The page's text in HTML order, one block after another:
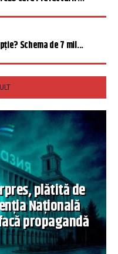
Schema de 7 mil...
plătită de
Națională
propagandă